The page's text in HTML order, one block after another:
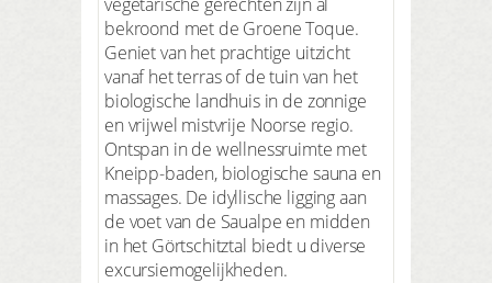
bekroond met de Groene Toque.
Geniet van het prachtige uitzicht
vanaf het terras of de tuin van het
biologische landhuis in de zonnige
en vrijwel mistvrije Noorse regio.
Ontspan in de wellnessruimte met
Kneipp-baden, biologische sauna en
massages. De idyllische ligging aan
de voet van de Saualpe en midden
in het Görtschitztal biedt u diverse
excursiemogelijkheden.